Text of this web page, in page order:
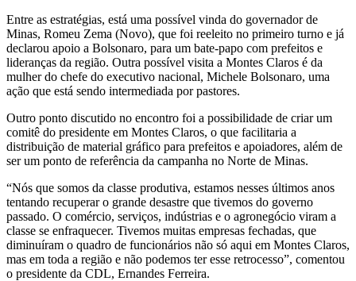
Entre as estratégias, está uma possível vinda do governador de
Minas, Romeu Zema (Novo), que foi reeleito no primeiro turno e já
declarou apoio a Bolsonaro, para um bate-papo com prefeitos e
lideranças da região. Outra possível visita a Montes Claros é da
mulher do chefe do executivo nacional, Michele Bolsonaro, uma
ação que está sendo intermediada por pastores.
Outro ponto discutido no encontro foi a possibilidade de criar um
comitê do presidente em Montes Claros, o que facilitaria a
distribuição de material gráfico para prefeitos e apoiadores, além de
ser um ponto de referência da campanha no Norte de Minas.
“Nós que somos da classe produtiva, estamos nesses últimos anos
tentando recuperar o grande desastre que tivemos do governo
passado. O comércio, serviços, indústrias e o agronegócio viram a
classe se enfraquecer. Tivemos muitas empresas fechadas, que
diminuíram o quadro de funcionários não só aqui em Montes Claros,
mas em toda a região e não podemos ter esse retrocesso”, comentou
o presidente da CDL, Ernandes Ferreira.